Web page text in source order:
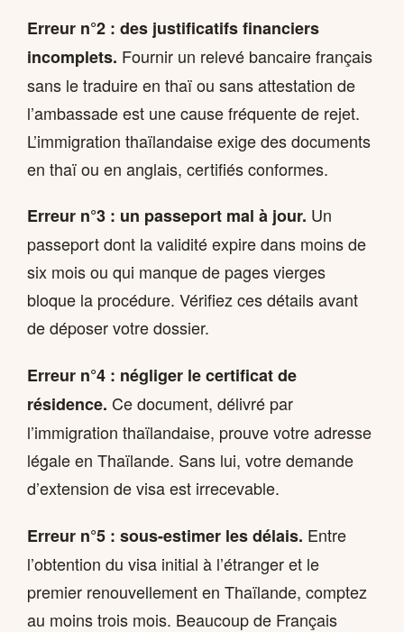
Erreur n°2 : des justificatifs financiers
incomplets. Fournir un relevé bancaire français
sans le traduire en thaï ou sans attestation de
l’ambassade est une cause fréquente de rejet.
L’immigration thaïlandaise exige des documents
en thaï ou en anglais, certifiés conformes.
Erreur n°3 : un passeport mal à jour. Un
passeport dont la validité expire dans moins de
six mois ou qui manque de pages vierges
bloque la procédure. Vérifiez ces détails avant
de déposer votre dossier.
Erreur n°4 : négliger le certificat de
résidence. Ce document, délivré par
l’immigration thaïlandaise, prouve votre adresse
légale en Thaïlande. Sans lui, votre demande
d’extension de visa est irrecevable.
Erreur n°5 : sous-estimer les délais. Entre
l’obtention du visa initial à l’étranger et le
premier renouvellement en Thaïlande, comptez
au moins trois mois. Beaucoup de Français